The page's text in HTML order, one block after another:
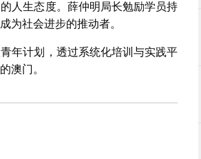
人生态度。薛仲明局长勉励学员持
为社会进步的推动者。
年计划，透过系统化培训与实践平
澳门。